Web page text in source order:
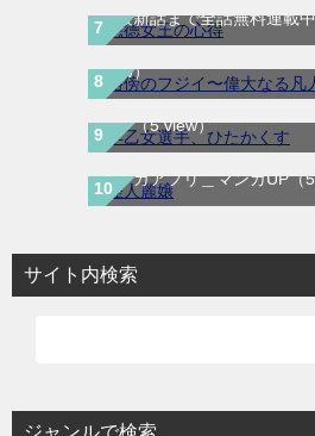
で最新話まで全話無料連載
路傍のフジイ〜偉大なる凡
全話無料で読める公式マン
view）
早乙女選手、ひたかくす｜
ンデーうぇぶりで最終巻ま
中！（5 view）
怪人麗嬢｜最新話まで全話
マンガアプリ＿マンガUP（
サイト内検索
ジャンルで検索